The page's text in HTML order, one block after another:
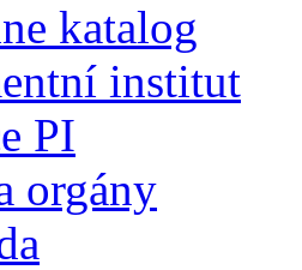
katalog
institut
PI
orgány